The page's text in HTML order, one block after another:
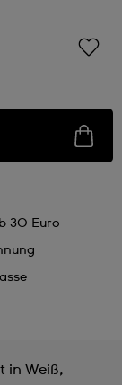
30 Euro
in Weiß,